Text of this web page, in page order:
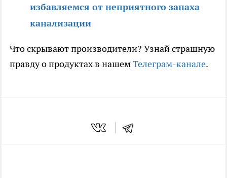
избавляемся от неприятного запаха
канализации
Что скрывают производители? Узнай страшную
правду о продуктах в нашемТелеграм-канале.